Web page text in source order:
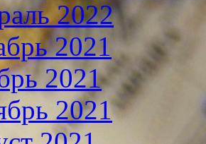
2022
2021
2021
2021